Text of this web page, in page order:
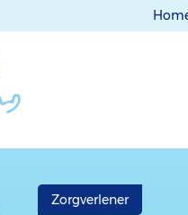
Zorgverlener